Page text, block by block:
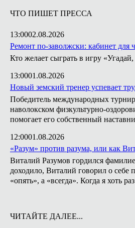
ЧТО ПИШЕТ ПРЕССА
13:0002.08.2026
Ремонт по-заволжски: кабинет для
Кто желает сыграть в игру
13:0001.08.2026
Новый земский тренер успевает
Победитель международных
наволокском физкультурно-
помогает его собственный
12:0001.08.2026
«Разум» против разума, или как
Виталий Разумов гордился
доходило, Виталий говорил о
«опять», а «всегда». Когда я хоть
ЧИТАЙТЕ ДАЛЕЕ...